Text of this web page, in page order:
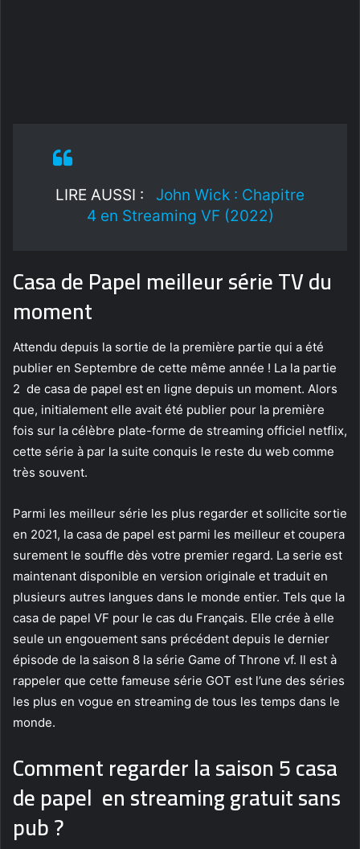
LIRE AUSSI : John Wick : Chapitre
4 en Streaming VF (2022)
Casa de Papel meilleur série TV du
moment
Attendu depuis la sortie de la première partie qui a été
publier en Septembre de cette même année ! La la partie
2 de casa de papel est en ligne depuis un moment. Alors
que, initialement elle avait été publier pour la première
fois sur la célèbre plate-forme de streaming officiel netflix,
cette série à par la suite conquis le reste du web comme
très souvent.
Parmi les meilleur série les plus regarder et sollicite sortie
en 2021, la casa de papel est parmi les meilleur et coupera
surement le souffle dès votre premier regard. La serie est
maintenant disponible en version originale et traduit en
plusieurs autres langues dans le monde entier. Tels que la
casa de papel VF pour le cas du Français. Elle crée à elle
seule un engouement sans précédent depuis le dernier
épisode de la saison 8 la série Game of Throne vf. Il est à
rappeler que cette fameuse série GOT est l’une des séries
les plus en vogue en streaming de tous les temps dans le
monde.
Comment regarder la saison 5 casa
de papel en streaming gratuit sans
pub ?